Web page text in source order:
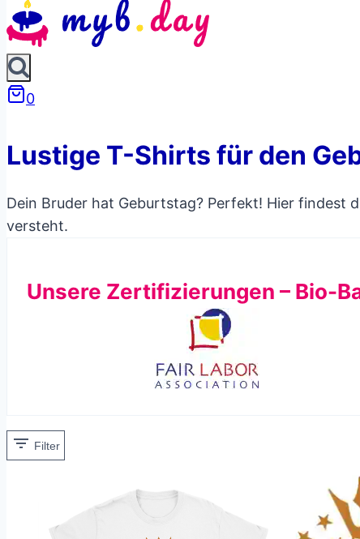
0
Lustige T-Shirts für den
Dein Bruder hat Geburtstag? Perfekt! Hier findest
versteht.
Unsere Zertifizierungen – Bio-
Filter